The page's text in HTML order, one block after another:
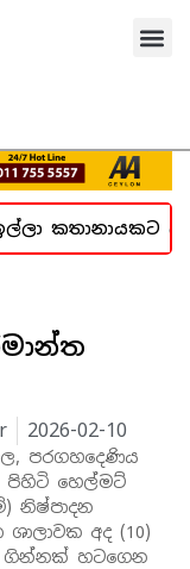
ලිපියක්
2026-02-10
පරගහදෙණිය
පිහිටි හෙල්මට්
නිෂ්පාදන
අද (10)
ගින්නක් හටගෙන